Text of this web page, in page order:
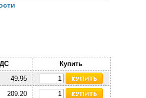
Купить
49.95
209.20